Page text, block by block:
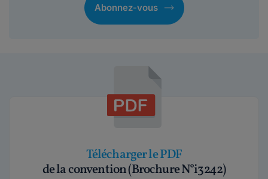
Abonnez-vous
Télécharger le PDF
de la convention (Brochure N°i3242)